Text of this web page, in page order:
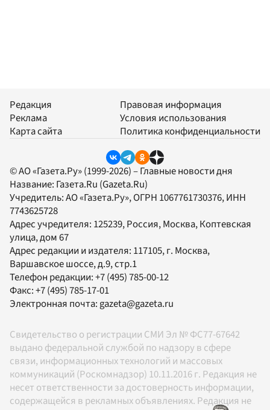
Редакция
Реклама
Карта сайта
Правовая информация
Условия использования
Политика конфиденциальности
© АО «Газета.Ру» (1999-2026) – Главные новости дня
Название: Газета.Ru (Gazeta.Ru)
Учредитель:АО «Газета.Ру», ОГРН 1067761730376, ИНН
7743625728
Адрес учредителя: 125239, Россия, Москва, Коптевская
улица, дом 67
Адрес редакции и издателя: 117105, г. Москва,
Варшавское шоссе, д.9, стр.1
Телефон редакции:+7 (495) 785-00-12
Факс:+7 (495) 785-17-01
Электронная почта:gazeta@gazeta.ru
Свидетельство о регистрации СМИ Эл № ФС77-67642
выдано федеральной службой по надзору в сфере
связи, информационных технологий и массовых
коммуникаций (Роскомнадзор) 10.11.2016 г. Редакция не
несет ответственности за достоверность информации,
содержащейся в рекламных объявлениях. Редакция не